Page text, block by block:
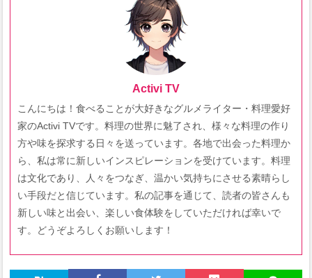
Activi TV
こんにちは！食べることが大好きなグルメライター・料理愛好
家のActivi TVです。料理の世界に魅了され、様々な料理の作り
方や味を探求する日々を送っています。各地で出会った料理か
ら、私は常に新しいインスピレーションを受けています。料理
は文化であり、人々をつなぎ、温かい気持ちにさせる素晴らし
い手段だと信じています。私の記事を通じて、読者の皆さんも
新しい味と出会い、楽しい食体験をしていただければ幸いで
す。どうぞよろしくお願いします！